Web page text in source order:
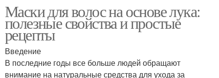
Маски для волос на основе лука:
полезные свойства и простые
рецепты
Введение
В последние годы все больше людей обращают
внимание на натуральные средства для ухода за